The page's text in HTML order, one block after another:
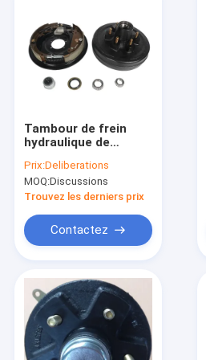
Produits
VR Show
Tambour de frein
hydraulique de
goujons Dexter
Lippert compatible
ALKO
Prix:Deliberations
MOQ:Discussions
Trouvez les derniers prix
Contactez